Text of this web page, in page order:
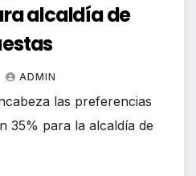
alcaldía de
ADMIN
las preferencias
35% para la alcaldía de